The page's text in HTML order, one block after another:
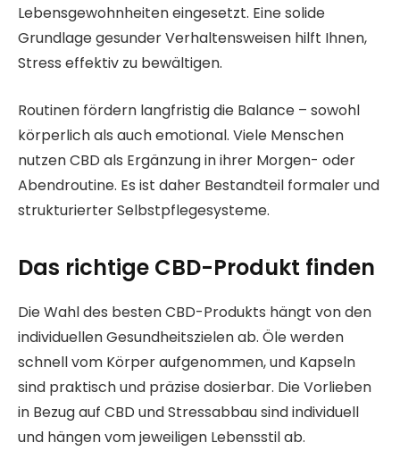
Lebensgewohnheiten eingesetzt. Eine solide
Grundlage gesunder Verhaltensweisen hilft Ihnen,
Stress effektiv zu bewältigen.
Routinen fördern langfristig die Balance – sowohl
körperlich als auch emotional. Viele Menschen
nutzen CBD als Ergänzung in ihrer Morgen- oder
Abendroutine. Es ist daher Bestandteil formaler und
strukturierter Selbstpflegesysteme.
Das richtige CBD-Produkt finden
Die Wahl des besten CBD-Produkts hängt von den
individuellen Gesundheitszielen ab. Öle werden
schnell vom Körper aufgenommen, und Kapseln
sind praktisch und präzise dosierbar. Die Vorlieben
in Bezug auf CBD und Stressabbau sind individuell
und hängen vom jeweiligen Lebensstil ab.